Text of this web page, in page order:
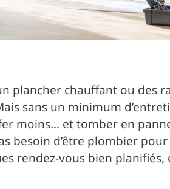
plancher chauffant ou des
sans un minimum
moins… et tomber en
besoin d’être plombier
rendez-vous bien